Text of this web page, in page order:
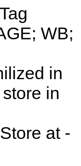
WB;
in
in
at -